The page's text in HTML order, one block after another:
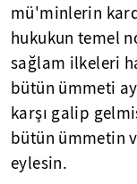
mü'minlerin
hukukun temel
sağlam ilkeleri
bütün ümmeti
karşı galip
bütün ümmetin
eylesin.